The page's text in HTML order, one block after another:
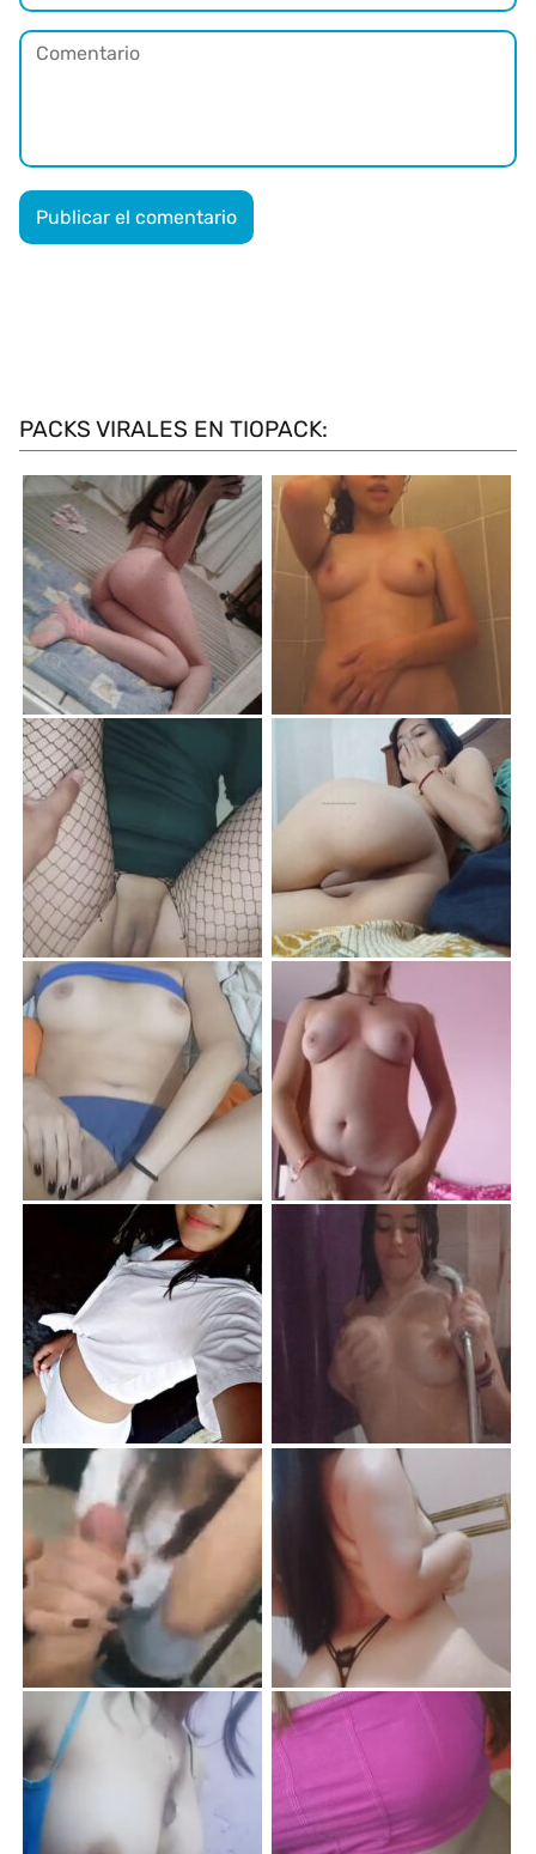
PACKS VIRALES EN TIOPACK: